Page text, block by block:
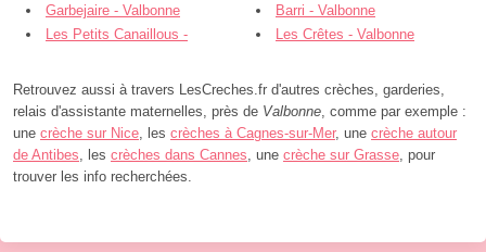
Garbejaire - Valbonne
Barri - Valbonne
Les Petits Canaillous -
Les Crêtes - Valbonne
Retrouvez aussi à travers LesCreches.fr d'autres crèches, garderies,
relais d'assistante maternelles, près de Valbonne , comme par exemple :
une crèche sur Nice , les crèches à Cagnes-sur-Mer, une crèche autour
de Antibes , les crèches dans Cannes , une crèche sur Grasse , pour
trouver les info recherchées.